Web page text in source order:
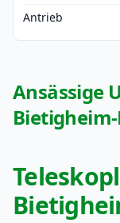
Antrieb
Ansässige